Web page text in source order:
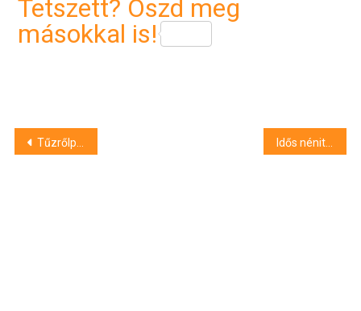
Tetszett? Oszd meg
másokkal is!
Bejegyzés
Tűzrőlpattant Tündérország – Ősbemutató a debreceni Csokonai Nemzeti Színházban